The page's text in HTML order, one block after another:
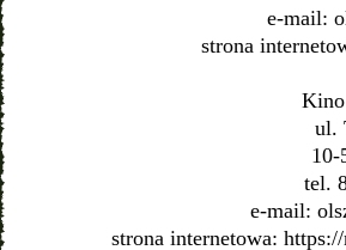
e-mail:
strona
ul.
10-
tel.
e-mail:
strona internetowa: